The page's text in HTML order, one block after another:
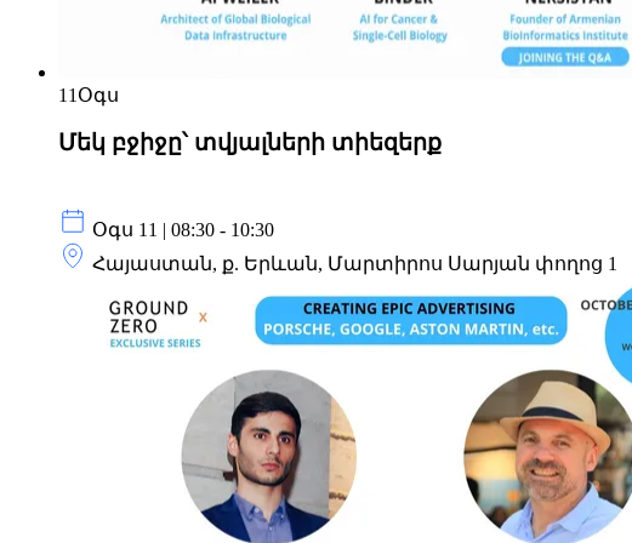
11 Օգս
Մեկ բջիջը՝ տվյալների տիեզերք
Օգս 11 | 08:30 - 10:30
Հայաստան, ք. Երևան, Մարտիրոս Սարյան փողոց 1